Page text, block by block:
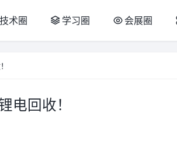
技术圈 学习圈 会展圈
电回收！